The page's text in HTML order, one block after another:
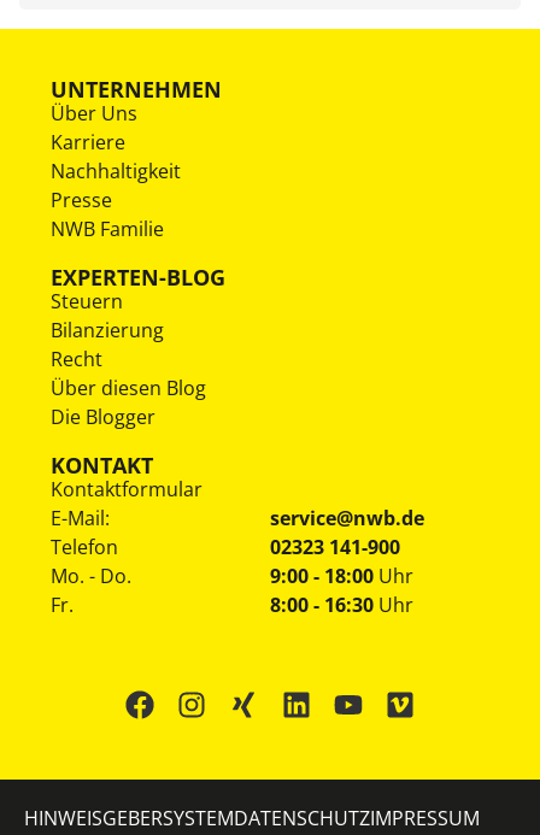
UNTERNEHMEN
Über Uns
Karriere
Nachhaltigkeit
Presse
NWB Familie
EXPERTEN-BLOG
Steuern
Bilanzierung
Recht
Über diesen Blog
Die Blogger
KONTAKT
Kontaktformular
E-Mail:
service@nwb.de
Telefon
02323 141-900
Mo. - Do.
Fr.
9:00 - 18:00 Uhr
8:00 - 16:30 Uhr
HINWEISGEBERSYSTEMDATENSCHUTZIMPRESSUM